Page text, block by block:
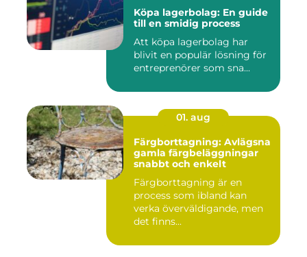
Köpa lagerbolag: En guide
till en smidig process
Att köpa lagerbolag har
blivit en populär lösning för
entreprenörer som sna...
01. aug
Färgborttagning: Avlägsna
gamla färgbeläggningar
snabbt och enkelt
Färgborttagning är en
process som ibland kan
verka överväldigande, men
det finns...